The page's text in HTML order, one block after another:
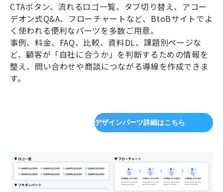
CTAボタン、流れるロゴ一覧、タブ切り替え、アコー
デオン式Q&A、フローチャートなど、BtoBサイトでよ
く使われる便利なパーツを多数ご用意。
事例、料金、FAQ、比較、資料DL、課題別ページな
ど、顧客が「自社に合うか」を判断するための情報を
整え、問い合わせや商談につながる導線を作成できま
す。
デザインパーツ詳細はこちら